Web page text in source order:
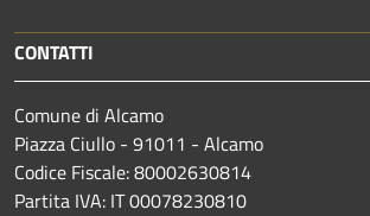
CONTATTI
Comune di Alcamo
Piazza Ciullo - 91011 - Alcamo
Codice Fiscale: 80002630814
Partita IVA: IT 00078230810